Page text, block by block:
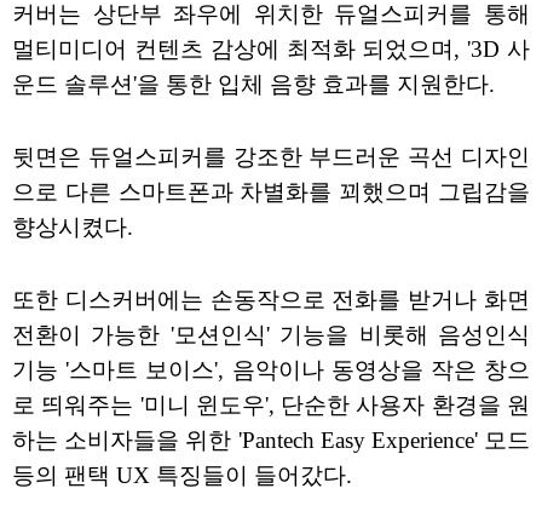
커버는 상단부 좌우에 위치한 듀얼스피커를 통해
멀티미디어 컨텐츠 감상에 최적화 되었으며, '3D 사
운드 솔루션'을 통한 입체 음향 효과를 지원한다.
뒷면은 듀얼스피커를 강조한 부드러운 곡선 디자인
으로 다른 스마트폰과 차별화를 꾀했으며 그립감을
향상시켰다.
또한 디스커버에는 손동작으로 전화를 받거나 화면
전환이 가능한 '모션인식' 기능을 비롯해 음성인식
기능 '스마트 보이스', 음악이나 동영상을 작은 창으
로 띄워주는 '미니 윈도우', 단순한 사용자 환경을 원
하는 소비자들을 위한 'Pantech Easy Experience' 모드
등의 팬택 UX 특징들이 들어갔다.